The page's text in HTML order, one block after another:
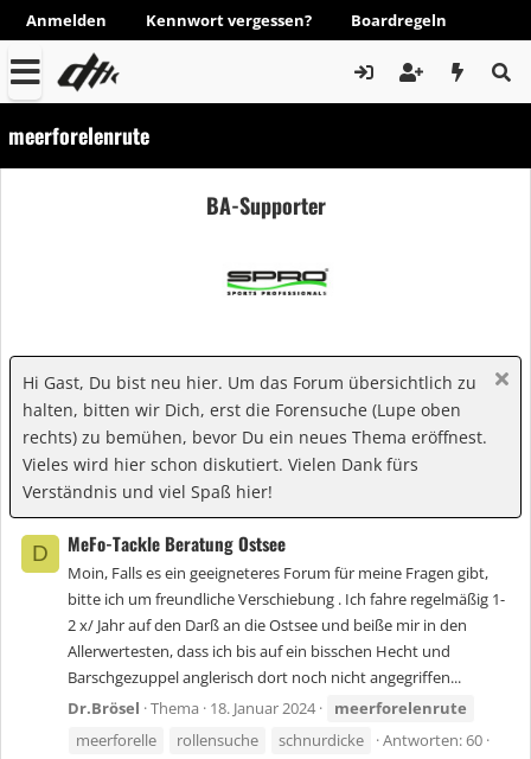
Anmelden Kennwort vergessen? Boardregeln
meerforelenrute
BA-Supporter
Hi Gast, Du bist neu hier. Um das Forum übersichtlich zu
halten, bitten wir Dich, erst die Forensuche (Lupe oben
rechts) zu bemühen, bevor Du ein neues Thema eröffnest.
Vieles wird hier schon diskutiert. Vielen Dank fürs
Verständnis und viel Spaß hier!
D MeFo-Tackle Beratung Ostsee
Moin, Falls es ein geeigneteres Forum für meine Fragen gibt,
bitte ich um freundliche Verschiebung . Ich fahre regelmäßig 1-
2 x/ Jahr auf den Darß an die Ostsee und beiße mir in den
Allerwertesten, dass ich bis auf ein bisschen Hecht und
Barschgezuppel anglerisch dort noch nicht angegriffen...
Dr.Brösel Thema 18. Januar 2024
meerforelenrute
meerforelle
rollensuche schnurdicke
Antworten: 60